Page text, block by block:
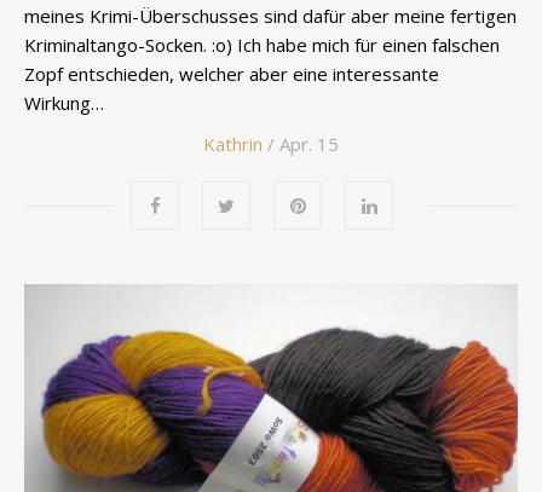
meines Krimi-Überschusses sind dafür aber meine fertigen
Kriminaltango-Socken. :o) Ich habe mich für einen falschen
Zopf entschieden, welcher aber eine interessante
Wirkung…
Kathrin / Apr. 15